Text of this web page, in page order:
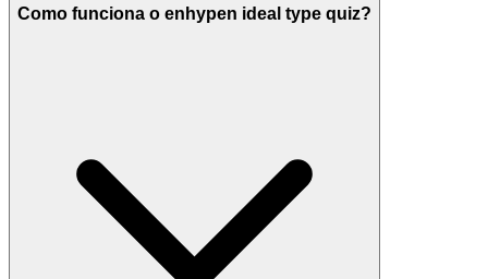
Como funciona o enhypen ideal type quiz?